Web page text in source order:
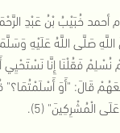
أحمد خُبَيْبُ بْنُ عَبْدِ
صَلَّى اللَّهُ عَلَيْهِ وَسَلَّمَ
فَقُلْنَا إِنَّا نَسْتَحْيِي
قَالَ: "أَوَ أَسْلَمْتُمَا؟"
الْمُشْرِكِينَ" (5).